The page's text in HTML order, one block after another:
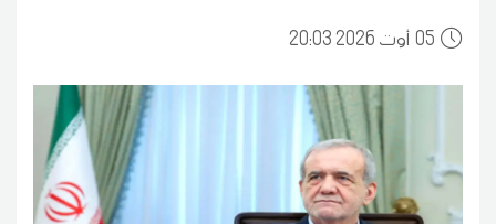
0520:03 2026 أوت